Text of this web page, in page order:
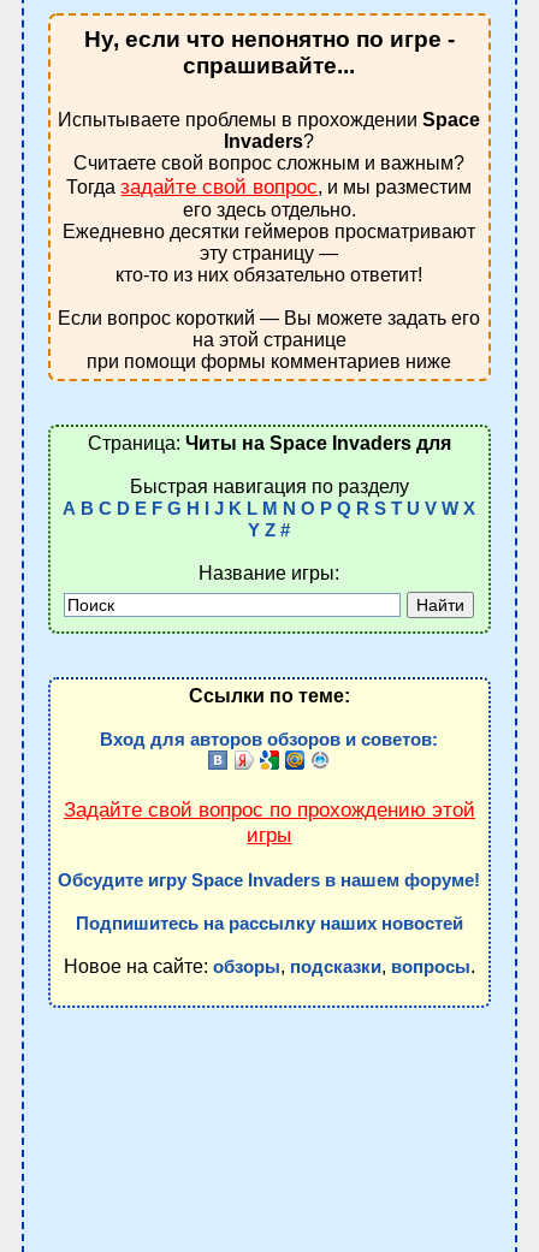
Ну, если что непонятно по игре -
спрашивайте...
Испытываете проблемы в прохожденииSpace
Invaders?
Считаете свой вопрос сложным и важным?
Тогдазадайте свой вопрос, и мы разместим
его здесь отдельно.
Ежедневно десятки геймеров просматривают
эту страницу —
кто-то из них обязательно ответит!
Если вопрос короткий — Вы можете задать его
на этой странице
при помощи формы комментариев ниже
Страница: Читы на Space Invaders для
Быстрая навигация по разделу
A B C D E F G H J K L M N O P Q R S T U V W X
Y Z #
Название игры:
Ссылки по теме:
Вход для авторов обзоров и советов:
Задайте свой вопрос по прохождению этой
игры
Обсудите игру Space Invaders в нашем форуме!
Подпишитесь на рассылку наших новостей
Новое на сайте: обзоры, подсказки, вопросы.